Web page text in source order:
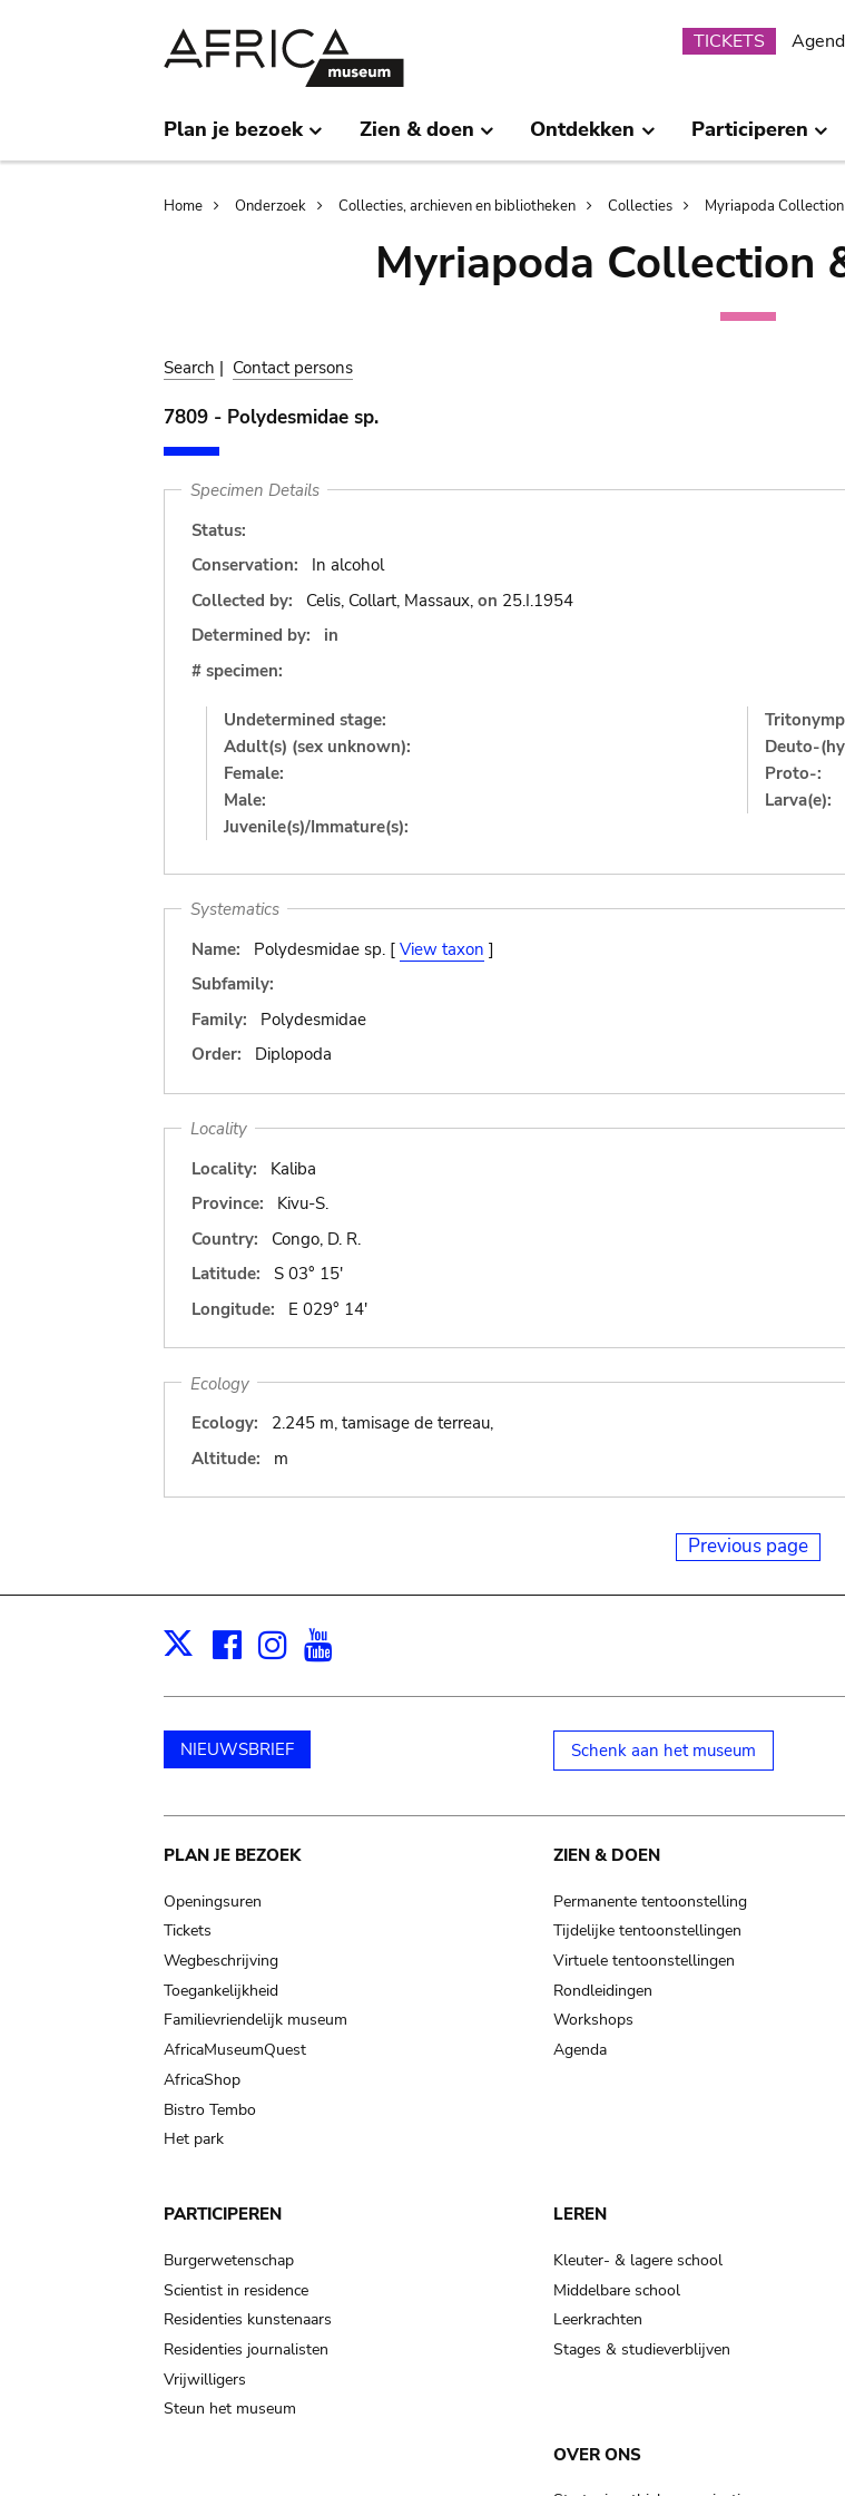
TICKETS
Plan je bezoek Zien & doen Ontdekken Participeren
Breadcrumb
Home Onderzoek Collecties, archieven en bibliotheken Collecties Myriapoda
Myriapoda Collection
Search | Contact persons
7809 - Polydesmidae sp.
Specimen Details
Status:
Conservation:
In alcohol
Collected by:
Celis, Collart, Massaux, on 25.I.1954
Determined by:
in
# specimen:
Undetermined stage:
Adult(s) (sex unknown):
Female:
Male:
Juvenile(s)/Immature(s):
Deuto-
Proto-:
Larva(e):
Systematics
Name:
Polydesmidae sp. [ View taxon ]
Subfamily:
Family:
Polydesmidae
Order:
Diplopoda
Locality
Locality:
Kaliba
Province:
Kivu-S.
Country:
Congo, D. R.
Latitude:
S 03° 15'
Longitude:
E 029° 14'
Ecology
Ecology:
2.245 m, tamisage de terreau,
Altitude:
m
Previous page
X Facebook
Instagram
NIEUWSBRIEF Schenk aan het museum
Main
navigation
PLAN JE BEZOEK
Openingsuren
Tickets
Wegbeschrijving
Toegankelijkheid
Familievriendelijk museum
AfricaMuseumQuest
AfricaShop
Bistro Tembo
Het park
ZIEN & DOEN
Permanente tentoonstelling
Tijdelijke tentoonstellingen
Virtuele tentoonstellingen
Rondleidingen
Workshops
Agenda
PARTICIPEREN
Burgerwetenschap
Scientist in residence
Residenties kunstenaars
Residenties journalisten
Vrijwilligers
Steun het museum
LEREN
Kleuter- & lagere school
Middelbare school
Leerkrachten
Stages & studieverblijven
OVER ONS